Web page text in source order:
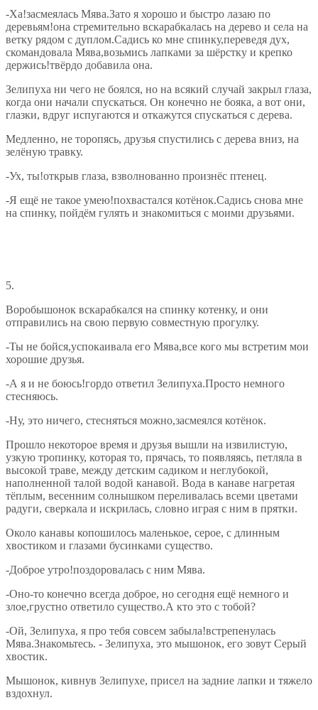
-Ха!засмеялась Мява.Зато я хорошо и быстро лазаю по
деревьям!она стремительно вскарабкалась на дерево и села на
ветку рядом с дуплом.Садись ко мне спинку,переведя дух,
скомандовала Мява,возьмись лапками за шёрстку и крепко
держись!твёрдо добавила она.
Зелипуха ни чего не боялся, но на всякий случай закрыл глаза,
когда они начали спускаться. Он конечно не бояка, а вот они,
глазки, вдруг испугаются и откажутся спускаться с дерева.
Медленно, не торопясь, друзья спустились с дерева вниз, на
зелёную травку.
-Ух, ты!открыв глаза, взволнованно произнёс птенец.
-Я ещё не такое умею!похвастался котёнок.Садись снова мне
на спинку, пойдём гулять и знакомиться с моими друзьями.
5.
Воробышонок вскарабкался на спинку котенку, и они
отправились на свою первую совместную прогулку.
-Ты не бойся,успокаивала его Мява,все кого мы встретим мои
хорошие друзья.
-А я и не боюсь!гордо ответил Зелипуха.Просто немного
стесняюсь.
-Ну, это ничего, стесняться можно,засмеялся котёнок.
Прошло некоторое время и друзья вышли на извилистую,
узкую тропинку, которая то, прячась, то появляясь, петляла в
высокой траве, между детским садиком и неглубокой,
наполненной талой водой канавой. Вода в канаве нагретая
тёплым, весенним солнышком переливалась всеми цветами
радуги, сверкала и искрилась, словно играя с ним в прятки.
Около канавы копошилось маленькое, серое, с длинным
хвостиком и глазами бусинками существо.
-Доброе утро!поздоровалась с ним Мява.
-Оно-то конечно всегда доброе, но сегодня ещё немного и
злое,грустно ответило существо.А кто это с тобой?
-Ой, Зелипуха, я про тебя совсем забыла!встрепенулась
Мява.Знакомьтесь. - Зелипуха, это мышонок, его зовут Серый
хвостик.
Мышонок, кивнув Зелипухе, присел на задние лапки и тяжело
вздохнул.